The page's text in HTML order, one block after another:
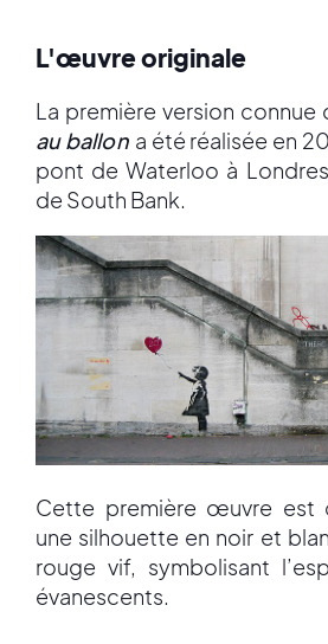
L'œuvre originale
La première version connue
au ballon a été réalisée en
pont de Waterloo à
de South Bank.
Cette première œuvre est
une silhouette en noir et
rouge vif, symbolisant
évanescents.